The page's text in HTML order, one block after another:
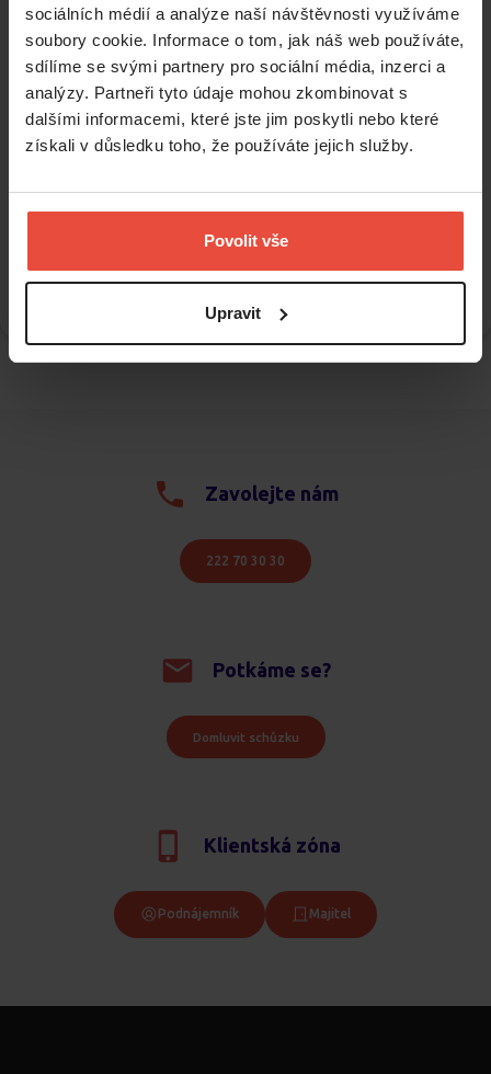
sociálních médií a analýze naší návštěvnosti využíváme
soubory cookie. Informace o tom, jak náš web používáte,
sdílíme se svými partnery pro sociální média, inzerci a
analýzy. Partneři tyto údaje mohou zkombinovat s
dalšími informacemi, které jste jim poskytli nebo které
získali v důsledku toho, že používáte jejich služby.
Povolit vše
Upravit
Přihlaste se k odběru našeho newsletteru akaždý měsíc si
zpracováním osobních údajů.
Přihlásit se k odběru
Zavolejte nám
222 70 30 30
Potkáme se?
Domluvit schůzku
Klientská zóna
Podnájemník Majitel